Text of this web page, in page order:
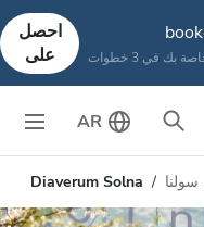
في 3 خطوات
احصل
على
AR
سولنا Diaverum Solna